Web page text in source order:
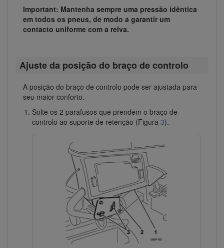
Important: Mantenha sempre uma pressão idêntica
em todos os pneus, de modo a garantir um
contacto uniforme com a relva.
Ajuste da posição do braço de controlo
A posição do braço de controlo pode ser ajustada para
seu maior conforto.
Solte os 2 parafusos que prendem o braço de
controlo ao suporte de retenção (Figura 3).